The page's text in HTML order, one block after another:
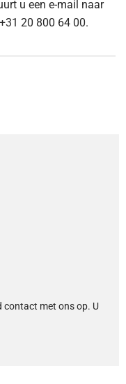
u een e-mail naar
20 800 64 00.
contact met ons op. U